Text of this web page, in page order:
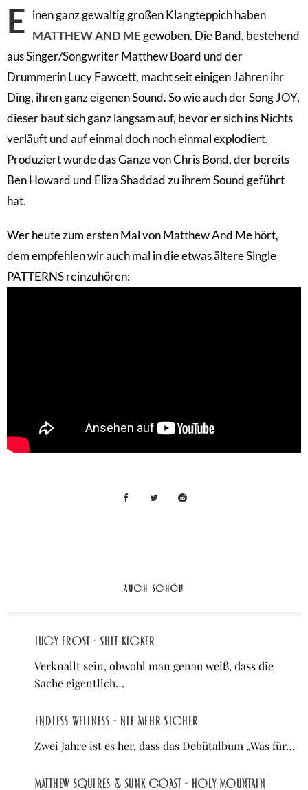
E inen ganz gewaltig großen Klangteppich haben
MATTHEW AND ME gewoben. Die Band, bestehend
aus Singer/Songwriter Matthew Board und der
Drummerin Lucy Fawcett, macht seit einigen Jahren ihr
Ding, ihren ganz eigenen Sound. So wie auch der Song JOY,
dieser baut sich ganz langsam auf, bevor er sich ins Nichts
verläuft und auf einmal doch noch einmal explodiert.
Produziert wurde das Ganze von Chris Bond, der bereits
Ben Howard und Eliza Shaddad zu ihrem Sound geführt
hat.
Wer heute zum ersten Mal von Matthew And Me hört,
dem empfehlen wir auch mal in die etwas ältere Single
PATTERNS reinzuhören:
AUCH SCHÖN
Lucy Frost - Shit Kicker
Verknallt sein, obwohl man genau weiß, dass die
Sache eigentlich…
Endless Wellness - Nie mehr sicher
Zwei Jahre ist es her, dass das Debütalbum „Was für…
Matthew Squires & Sunk Coast - Holy Mountain